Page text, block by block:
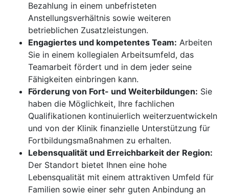
Bezahlung in einem unbefristeten
Anstellungsverhältnis sowie weiteren
betrieblichen Zusatzleistungen.
Engagiertes und kompetentes Team: Arbeiten
Sie in einem kollegialen Arbeitsumfeld, das
Teamarbeit fördert und in dem jeder seine
Fähigkeiten einbringen kann.
Förderung von Fort- und Weiterbildungen: Sie
haben die Möglichkeit, Ihre fachlichen
Qualifikationen kontinuierlich weiterzuentwickeln
und von der Klinik finanzielle Unterstützung für
Fortbildungsmaßnahmen zu erhalten.
Lebensqualität und Erreichbarkeit der Region:
Der Standort bietet Ihnen eine hohe
Lebensqualität mit einem attraktiven Umfeld für
Familien sowie einer sehr guten Anbindung an